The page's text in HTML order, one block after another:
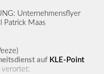
Unternehmensflyer
Patrick Maas
auf KLE-Point
verortet: